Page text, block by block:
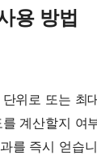
용 방법
위로 또는 최
계산할지 여
를 즉시 얻습